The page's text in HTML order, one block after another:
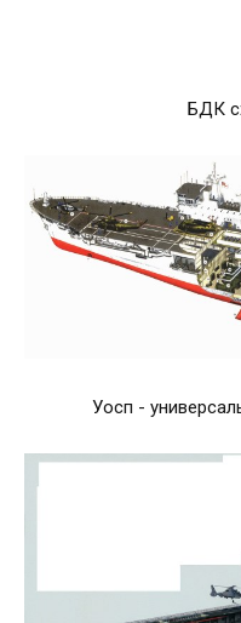
БДК
Уосп -